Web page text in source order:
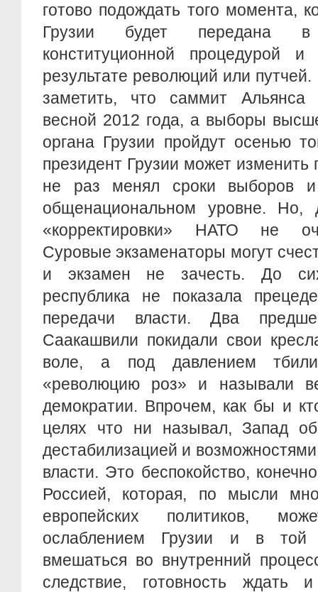
готово подождать того момента,
Грузии будет передана в
конституционной
результате революций или
заметить, что саммит Альянса
весной 2012 года, а выборы
органа Грузии пройдут осенью
президент Грузии может
не раз менял сроки выборов
общенациональном уровне. Но,
«корректировки» НАТО не
Суровые экзаменаторы могут
и экзамен не зачесть. До
республика не показала
передачи власти. Два
Саакашвили покидали свои
воле, а под давлением
«революцию роз» и называли
демократии. Впрочем, как бы и
целях что ни называл, Запад
дестабилизацией и
власти. Это беспокойство,
Россией, которая, по мысли
европейских политиков,
ослаблением Грузии и в той
вмешаться во внутренний
следствие, готовность ждать и